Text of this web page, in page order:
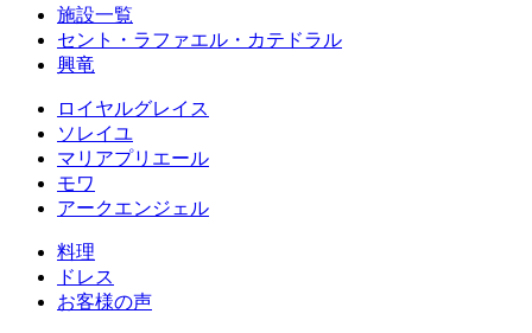
施設一覧
セント・ラファエル・カテドラル
興竜
ロイヤルグレイス
ソレイユ
マリアプリエール
モワ
アークエンジェル
料理
ドレス
お客様の声